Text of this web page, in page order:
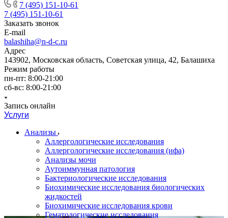
7 (495) 151-10-61
7 (495) 151-10-61
Заказать звонок
E-mail
balashiha@n-d-c.ru
Адрес
143902, Московская область, Советская улица, 42, Балашиха
Режим работы
пн-пт: 8:00-21:00
сб-вс: 8:00-21:00
Запись онлайн
Услуги
Анализы
Аллергологические исследования
Аллергологические исследования (ифа)
Анализы мочи
Аутоиммунная патология
Бактериологические исследования
Биохимические исследования биологических
жидкостей
Биохимические исследования крови
Гематологические исследования